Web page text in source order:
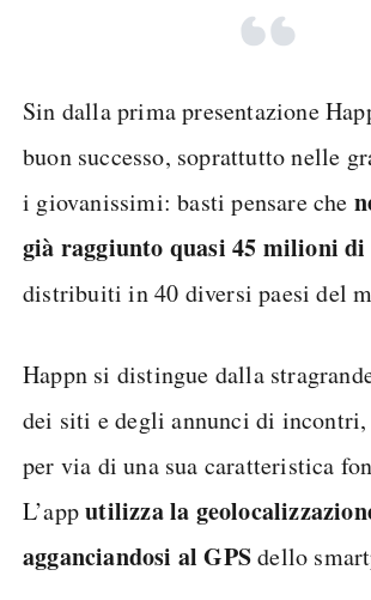
Sin dalla prima presentazione
buon successo, soprattutto nelle
i giovanissimi: basti pensare che
già raggiunto quasi 45 milioni
distribuiti in 40 diversi paesi del
Happn si distingue dalla
dei siti e degli annunci di
per via di una sua caratteristica
L’apputilizza la
agganciandosi al GPSdello